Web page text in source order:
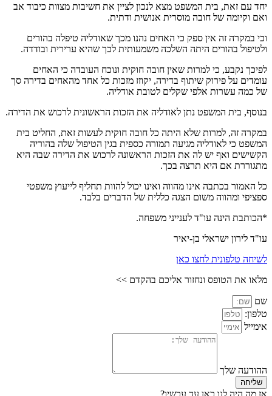
יחד עם זאת, בית המשפט מצא לנכון לציין את חשיבות מצוות כיבוד אב
ואם וקיומה של חובה מוסרית אנושית ודתית.
וכי במקרה זה אין ספק כי האחים נהנו מכך שאודליה טיפלה בהורים
ולטיפול בהורים היתה השלכה משמעותית לכך שהיא ערירית ובודדה.
לפיכך נקבע, כי למרות שאין חובה חוקית ונוכח העובדה כי האחים
עומדים על פירוק שיתוף בדירה, יקוזז מזכות כל אחד מהאחים בדירה סך
של כמה עשרות אלפי שקלים לטובת אודליה.
בנוסף, בית המשפט נתן לאודליה את הזכות הראשונית לרכוש את הדירה.
במקרה זה, למרות שלא היתה כל חובה חוקית לעשות זאת, החליט בית
המשפט כי לאודליה מגיעה תמורה כספית בגין הטיפול שלה בהוריה
הקשישים ואף יש לה את הזכות הראשונה לרכוש את הדירה שבה היא
מתגוררת אם היא תרצה בכך.
כל האמור בכתבה אינו מהווה ואינו יכול להוות תחליף לייעוץ משפטי
ספציפי ומהווה משום הצגה כללית של הדברים בלבד.
*הכותבת הינה עו"ד לענייני משפחה.
עו"ד לירון ישראלי בן-יאיר
לשיחה טלפונית לחצו כאן
מלאו את הטופס ונחזור אליכם בהקדם >>
שם
טלפון:
אימייל
ההודעה שלך
שליחה
אז מה היה לנו כאן עד עכשיו?